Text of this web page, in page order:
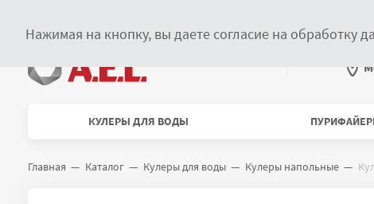
КУЛЕРЫ ДЛЯ ВОДЫ
Навигационная цепочка
Главная Каталог Кулеры для воды Кулеры напольные
Нажимая на кнопку, вы даете согласие на